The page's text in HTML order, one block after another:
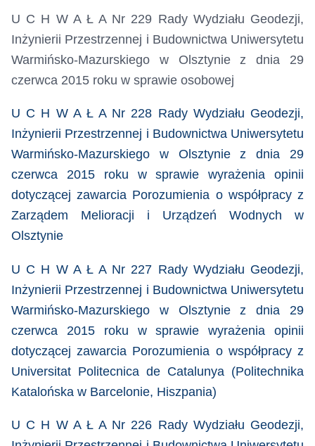
U C H W A Ł A Nr 229 Rady Wydziału Geodezji,
Inżynierii Przestrzennej i Budownictwa Uniwersytetu
Warmińsko-Mazurskiego w Olsztynie z dnia 29
czerwca 2015 roku w sprawie osobowej
U C H W A Ł A Nr 228 Rady Wydziału Geodezji,
Inżynierii Przestrzennej i Budownictwa Uniwersytetu
Warmińsko-Mazurskiego w Olsztynie z dnia 29
czerwca 2015 roku
w sprawiewyrażenia opinii
dotyczącej zawarcia Porozumienia o współpracy z
Zarządem Melioracji i Urządzeń Wodnych w
Olsztynie
U C H W A Ł A Nr 227 Rady Wydziału Geodezji,
Inżynierii Przestrzennej i Budownictwa Uniwersytetu
Warmińsko-Mazurskiego w Olsztynie z dnia 29
czerwca 2015 roku
w sprawie wyrażenia opinii
dotyczącej zawarcia Porozumienia o współpracy z
Universitat Politecnica de Catalunya (Politechnika
Katalońska w Barcelonie, Hiszpania)
U C H W A Ł A Nr 226 Rady Wydziału Geodezji,